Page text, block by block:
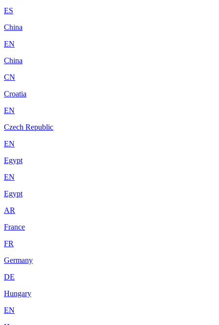
ES
China
EN
China
CN
Croatia
EN
Czech Republic
EN
Egypt
EN
Egypt
AR
France
FR
Germany
DE
Hungary
EN